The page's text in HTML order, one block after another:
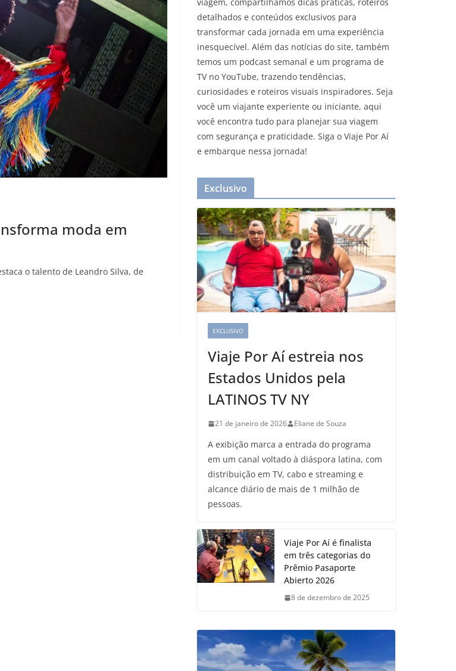
moda em
o talento de Leandro Silva, de
detalhados e conteúdos exclusivos para
transformar cada jornada em uma experiência
inesquecível. Além das notícias do site, também
temos um podcast semanal e um programa de
TV no YouTube, trazendo tendências,
curiosidades e roteiros visuais inspiradores. Seja
você um viajante experiente ou iniciante, aqui
você encontra tudo para planejar sua viagem
com segurança e praticidade. Siga o Viaje Por Aí
e embarque nessa jornada!
Exclusivo
EXCLUSIVO
Viaje Por Aí estreia nos
Estados Unidos pela
LATINOS TV NY
21 de janeiro de 2026 Eliane de Souza
A exibição marca a entrada do programa
em um canal voltado à diáspora latina, com
distribuição em TV, cabo e streaming e
alcance diário de mais de 1 milhão de
pessoas.
Viaje Por Aí é finalista
em três categorias do
Prêmio Pasaporte
Abierto 2026
8 de dezembro de 2025